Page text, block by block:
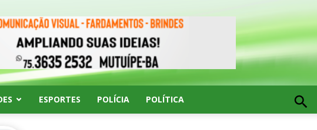
ESPORTES POLÍCIA POLÍTICA